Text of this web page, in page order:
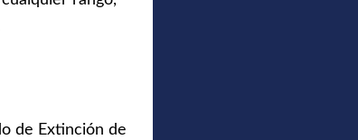
de Extinción de